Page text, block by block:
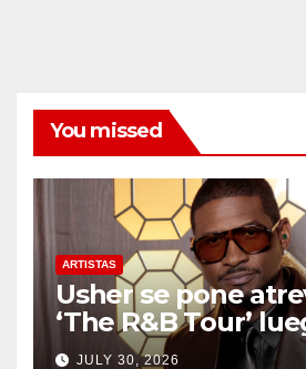
You missed
ARTISTAS
Usher se pone
‘The R&B Tour’
drama de un fan
JULY 30, 2026